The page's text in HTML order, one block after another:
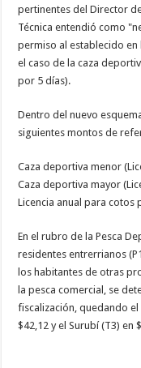
pertinentes del Director
Técnica entendió como
permiso al establecido en
el caso de la caza
por 5 días).
Dentro del nuevo
siguientes montos de
Caza deportiva menor
Caza deportiva mayor
Licencia anual para cotos
En el rubro de la Pesca
residentes entrerrianos
los habitantes de otras
la pesca comercial, se
fiscalización, quedando el
$42,12 y el Surubí (T3) en